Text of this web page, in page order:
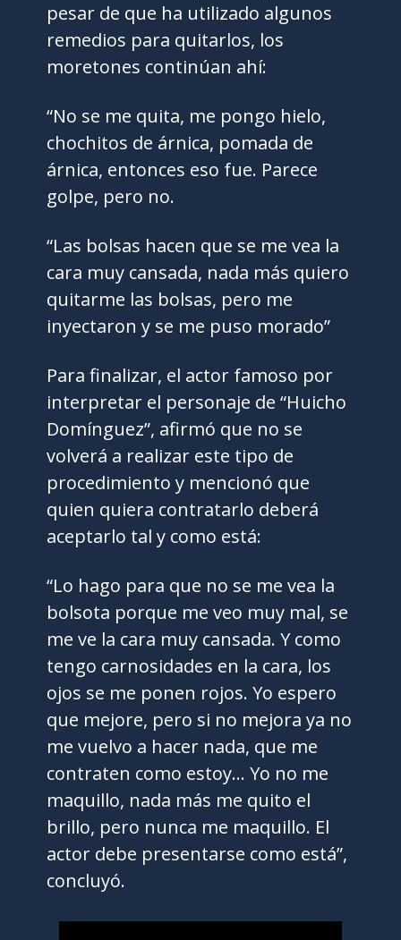
pesar de que ha utilizado algunos
remedios para quitarlos, los
moretones continúan ahí:
“No se me quita, me pongo hielo,
chochitos de árnica, pomada de
árnica, entonces eso fue. Parece
golpe, pero no.
“Las bolsas hacen que se me vea la
cara muy cansada, nada más quiero
quitarme las bolsas, pero me
inyectaron y se me puso morado”
Para finalizar, el actor famoso por
interpretar el personaje de “Huicho
Domínguez”, afirmó que no se
volverá a realizar este tipo de
procedimiento y mencionó que
quien quiera contratarlo deberá
aceptarlo tal y como está:
“Lo hago para que no se me vea la
bolsota porque me veo muy mal, se
me ve la cara muy cansada. Y como
tengo carnosidades en la cara, los
ojos se me ponen rojos. Yo espero
que mejore, pero si no mejora ya no
me vuelvo a hacer nada, que me
contraten como estoy… Yo no me
maquillo, nada más me quito el
brillo, pero nunca me maquillo. El
actor debe presentarse como está”,
concluyó.